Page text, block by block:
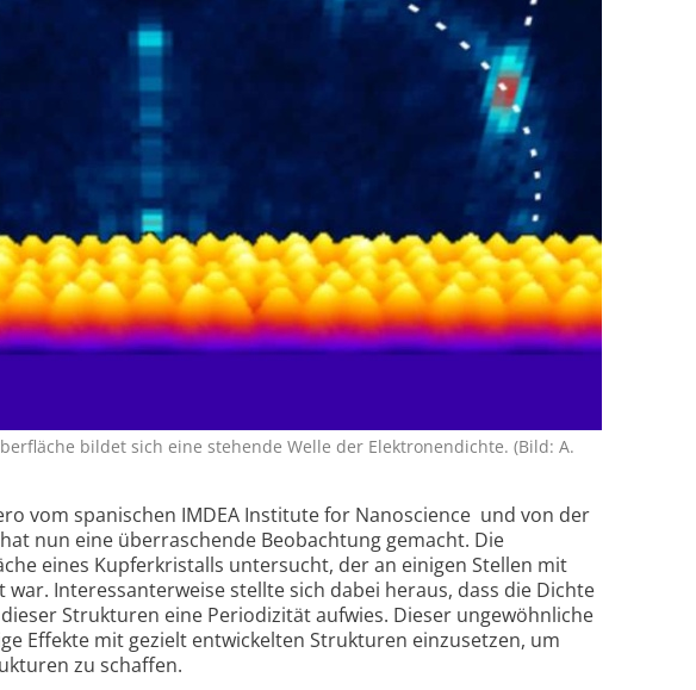
bildet sich eine stehende Welle der Elektronendichte. (Bild: A.
vom spanischen IMDEA Institute for Nanoscience und von der
nun eine überraschende Beobachtung gemacht. Die
eines Kupferkristalls untersucht, der an einigen Stellen mit
Interessanterweise stellte sich dabei heraus, dass die Dichte
Strukturen eine Periodizität aufwies. Dieser ungewöhnliche
Effekte mit gezielt entwickelten Strukturen einzusetzen, um
zu schaffen.